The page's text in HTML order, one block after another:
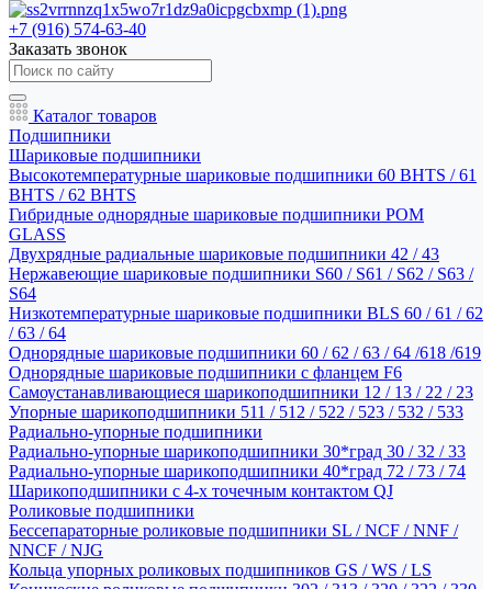
+7 (916) 574-63-40
Заказать звонок
Каталог товаров
Подшипники
Шариковые подшипники
Высокотемпературные шариковые подшипники 60 BHTS / 61
BHTS / 62 BHTS
Гибридные однорядные шариковые подшипники POM
GLASS
Двухрядные радиальные шариковые подшипники 42 / 43
Нержавеющие шариковые подшипники S60 / S61 / S62 / S63 /
S64
Низкотемпературные шариковые подшипники BLS 60 / 61 / 62
/ 63 / 64
Однорядные шариковые подшипники 60 / 62 / 63 / 64 /618 /619
Однорядные шариковые подшипники с фланцем F6
Самоустанавливающиеся шарикоподшипники 12 / 13 / 22 / 23
Упорные шарикоподшипники 511 / 512 / 522 / 523 / 532 / 533
Радиально-упорные подшипники
Радиально-упорные шарикоподшипники 30*град 30 / 32 / 33
Радиально-упорные шарикоподшипники 40*град 72 / 73 / 74
Шарикоподшипники с 4-х точечным контактом QJ
Роликовые подшипники
Бессепараторные роликовые подшипники SL / NCF / NNF /
NNCF / NJG
Кольца упорных роликовых подшипников GS / WS / LS